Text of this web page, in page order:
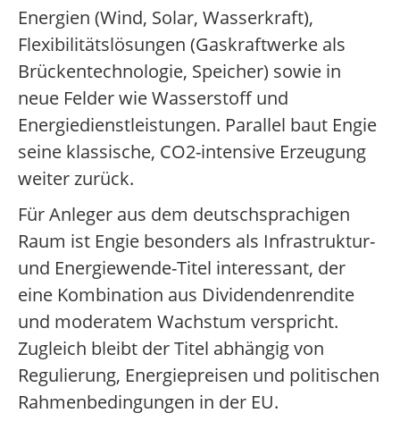
Energien (Wind, Solar, Wasserkraft),
Flexibilitätslösungen (Gaskraftwerke als
Brückentechnologie, Speicher) sowie in
neue Felder wie Wasserstoff und
Energiedienstleistungen. Parallel baut Engie
seine klassische, CO2-intensive Erzeugung
weiter zurück.
Für Anleger aus dem deutschsprachigen
Raum ist Engie besonders als Infrastruktur-
und Energiewende-Titel interessant, der
eine Kombination aus Dividendenrendite
und moderatem Wachstum verspricht.
Zugleich bleibt der Titel abhängig von
Regulierung, Energiepreisen und politischen
Rahmenbedingungen in der EU.